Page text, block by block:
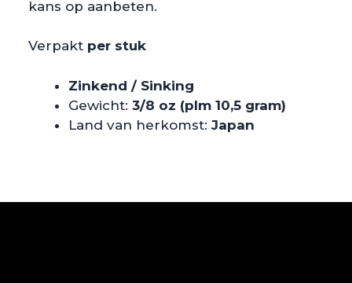
kans op aanbeten.
Verpakt per stuk
Zinkend / Sinking
Gewicht: 3/8 oz (plm 10,5 gram)
Land van herkomst: Japan